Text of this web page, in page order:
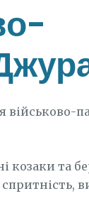
військово-
козаки та